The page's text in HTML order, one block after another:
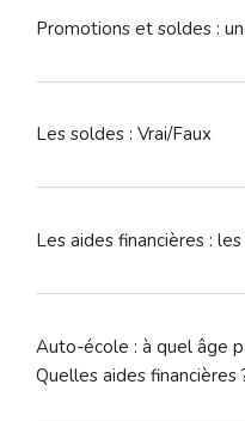
Promotions et soldes :
Les soldes : Vrai/Faux
Les aides financières :
Auto-école : à quel âge
Quelles aides financières